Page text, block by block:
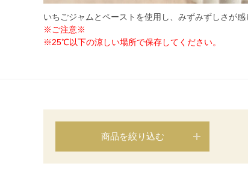
いちごジャムとペーストを使用し、みずみずしさが
※ご注意※
※25℃以下の涼しい場所で保存してください。
商品を絞り込む